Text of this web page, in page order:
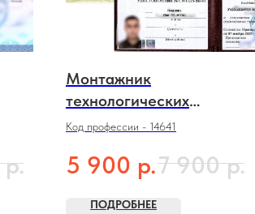
р.
Монтажник
технологических
трубопроводов
Код профессии - 14641
5 900 р.7 900 р.
ПОДРОБНЕЕ